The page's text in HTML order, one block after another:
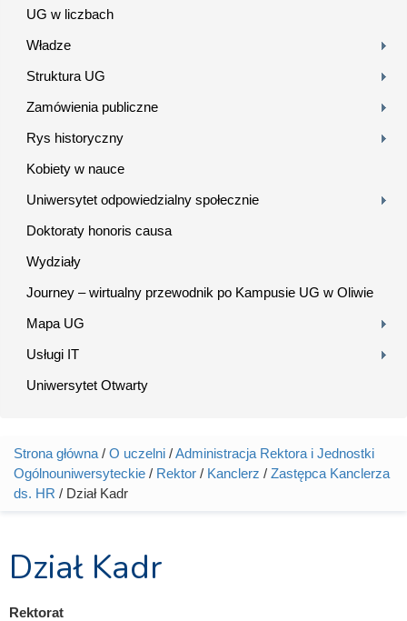
UG w liczbach
Władze
Struktura UG
Zamówienia publiczne
Rys historyczny
Kobiety w nauce
Uniwersytet odpowiedzialny społecznie
Doktoraty honoris causa
Wydziały
Journey – wirtualny przewodnik po Kampusie UG w Oliwie
Mapa UG
Usługi IT
Uniwersytet Otwarty
Jesteś tutaj
Strona główna / O uczelni /Administracja Rektora i Jednostki
Ogólnouniwersyteckie / Rektor / Kanclerz / Zastępca Kanclerza
ds. HR / Dział Kadr
Dział Kadr
Rektorat